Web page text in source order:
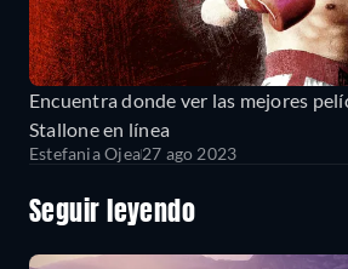
Encuentra donde ver las mejores
Stallone en línea
Estefania Ojea27 ago 2023
Seguir leyendo